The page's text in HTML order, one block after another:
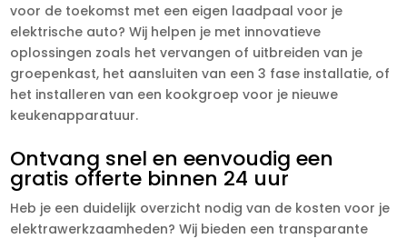
voor de toekomst met een eigen laadpaal voor je
elektrische auto? Wij helpen je met innovatieve
oplossingen zoals het vervangen of uitbreiden van je
groepenkast, het aansluiten van een 3 fase installatie, of
het installeren van een kookgroep voor je nieuwe
keukenapparatuur.
Ontvang snel en eenvoudig een
gratis offerte binnen 24 uur
Heb je een duidelijk overzicht nodig van de kosten voor je
elektrawerkzaamheden? Wij bieden een transparante